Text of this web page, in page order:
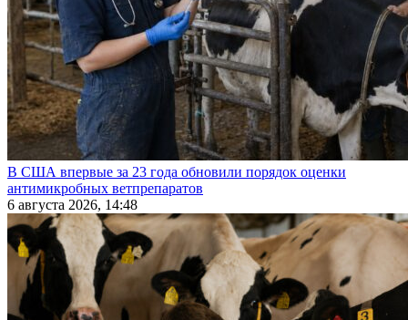
В США впервые за 23 года обновили порядок оценки
антимикробных ветпрепаратов
6 августа 2026, 14:48